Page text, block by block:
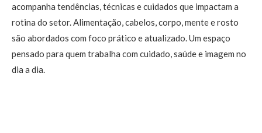
acompanha tendências, técnicas e cuidados que impactam a
rotina do setor. Alimentação, cabelos, corpo, mente e rosto
são abordados com foco prático e atualizado. Um espaço
pensado para quem trabalha com cuidado, saúde e imagem no
dia a dia.